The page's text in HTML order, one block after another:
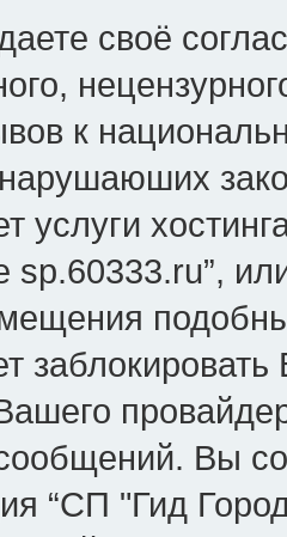
своё
к
услуги
sp.60333.ru”,
заблокировать
Вы
“СП "Гид